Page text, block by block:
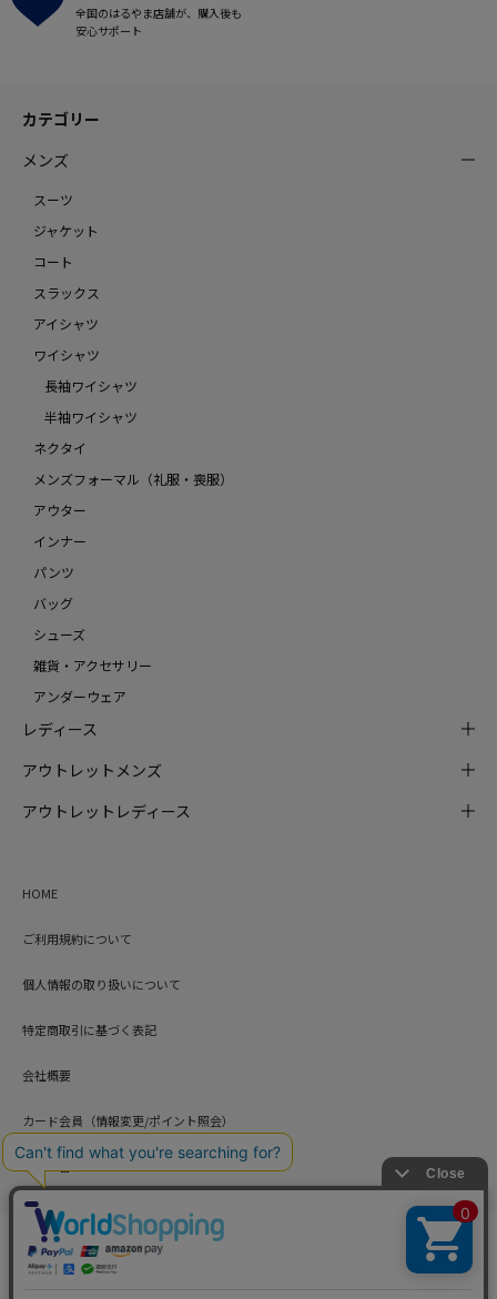
全国のはるやま店舗が、購入後も
安心サポート
カテゴリー
メンズ
スーツ
ジャケット
コート
スラックス
アイシャツ
ワイシャツ
長袖ワイシャツ
半袖ワイシャツ
ネクタイ
メンズフォーマル（礼服・喪服）
アウター
インナー
パンツ
バッグ
シューズ
雑貨・アクセサリー
アンダーウェア
レディース
アウトレットメンズ
アウトレットレディース
HOME
ご利用規約について
個人情報の取り扱いについて
特定商取引に基づく表記
会社概要
カード会員（情報変更/ポイント照会）